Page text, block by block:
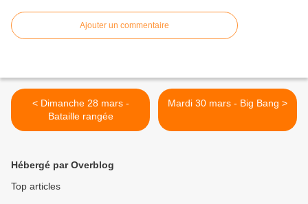
Ajouter un commentaire
< Dimanche 28 mars -
Bataille rangée
Mardi 30 mars - Big Bang >
Hébergé par Overblog
Top articles